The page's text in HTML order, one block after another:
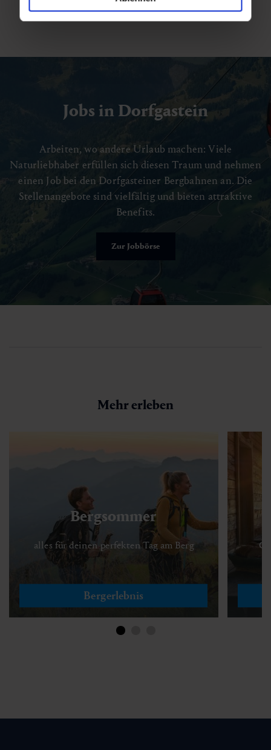
Jobs in Dorfgastein
Arbeiten, wo andere Urlaub machen: Viele
Naturliebhaber erfüllen sich diesen Traum und nehmen
einen Job bei den Dorfgasteiner Bergbahnen an. Die
Stellenangebote sind vielfältig und bieten attraktive
Benefits.
Zur Jobbörse
Mehr erleben
Bergsommer
alles für deinen perfekten Tag am Berg
Bergerlebnis